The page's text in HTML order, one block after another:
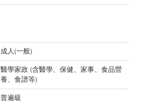
成人(一般)
醫學家政 (含醫學、保健、家事、食品營
養、食譜等)
普遍級